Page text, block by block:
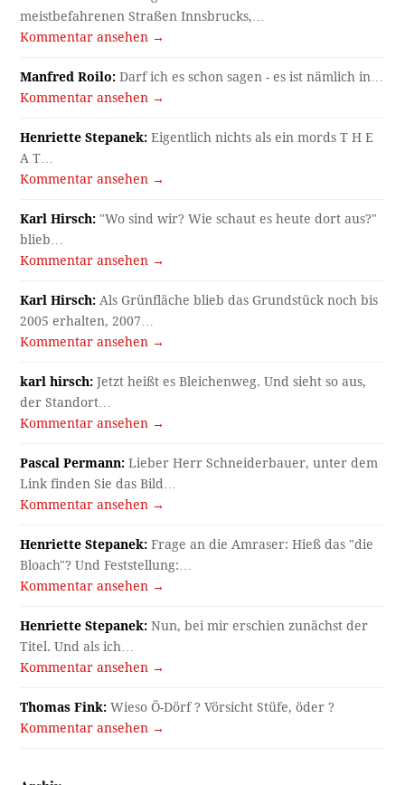
meistbefahrenen Straßen Innsbrucks,…
Kommentar ansehen →
Manfred Roilo: Darf ich es schon sagen - es ist nämlich in…
Kommentar ansehen →
Henriette Stepanek: Eigentlich nichts als ein mords T H E
A T…
Kommentar ansehen →
Karl Hirsch: "Wo sind wir? Wie schaut es heute dort aus?"
blieb…
Kommentar ansehen →
Karl Hirsch: Als Grünfläche blieb das Grundstück noch bis
2005 erhalten, 2007…
Kommentar ansehen →
karl hirsch: Jetzt heißt es Bleichenweg. Und sieht so aus,
der Standort…
Kommentar ansehen →
Pascal Permann: Lieber Herr Schneiderbauer, unter dem
Link finden Sie das Bild…
Kommentar ansehen →
Henriette Stepanek: Frage an die Amraser: Hieß das "die
Bloach"? Und Feststellung:…
Kommentar ansehen →
Henriette Stepanek: Nun, bei mir erschien zunächst der
Titel. Und als ich…
Kommentar ansehen →
Thomas Fink: Wieso Ö-Dörf ? Vörsicht Stüfe, öder ?
Kommentar ansehen →